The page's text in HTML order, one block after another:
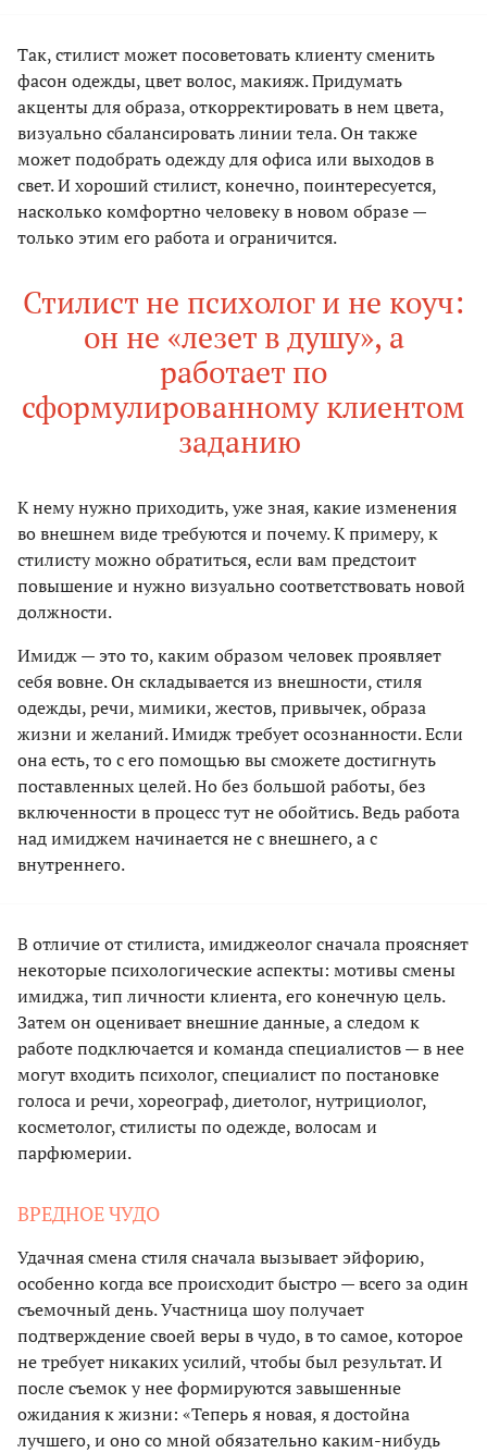
Так, стилист может посоветовать клиенту сменить
фасон одежды, цвет волос, макияж. Придумать
акценты для образа, откорректировать в нем цвета,
визуально сбалансировать линии тела. Он также
может подобрать одежду для офиса или выходов в
свет. И хороший стилист, конечно, поинтересуется,
насколько комфортно человеку в новом образе —
только этим его работа и ограничится.
Стилист не психолог и не коуч:
он не «лезет в душу», а
работает по
сформулированному клиентом
заданию
К нему нужно приходить, уже зная, какие изменения
во внешнем виде требуются и почему. К примеру, к
стилисту можно обратиться, если вам предстоит
повышение и нужно визуально соответствовать новой
должности.
Имидж — это то, каким образом человек проявляет
себя вовне. Он складывается из внешности, стиля
одежды, речи, мимики, жестов, привычек, образа
жизни и желаний. Имидж требует осознанности. Если
она есть, то с его помощью вы сможете достигнуть
поставленных целей. Но без большой работы, без
включенности в процесс тут не обойтись. Ведь работа
над имиджем начинается не с внешнего, а с
внутреннего.
В отличие от стилиста, имиджеолог сначала проясняет
некоторые психологические аспекты: мотивы смены
имиджа, тип личности клиента, его конечную цель.
Затем он оценивает внешние данные, а следом к
работе подключается и команда специалистов — в нее
могут входить психолог, специалист по постановке
голоса и речи, хореограф, диетолог, нутрициолог,
косметолог, стилисты по одежде, волосам и
парфюмерии.
ВРЕДНОЕ ЧУДО
Удачная смена стиля сначала вызывает эйфорию,
особенно когда все происходит быстро — всего за один
съемочный день. Участница шоу получает
подтверждение своей веры в чудо, в то самое, которое
не требует никаких усилий, чтобы был результат. И
после съемок у нее формируются завышенные
ожидания к жизни: «Теперь я новая, я достойна
лучшего, и оно со мной обязательно каким-нибудь